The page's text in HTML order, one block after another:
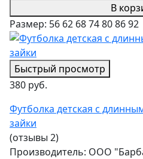
В
Размер: 56 62 6874808692
Быстрый просмотр
380 руб.
Футболка детская с
зайки
(отзывы 2)
Производитель: ООО